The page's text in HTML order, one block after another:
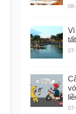
Vì